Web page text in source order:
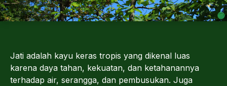
Jati adalah kayu keras tropis yang dikenal luas
karena daya tahan, kekuatan, dan ketahanannya
terhadap air, serangga, dan pembusukan. Juga